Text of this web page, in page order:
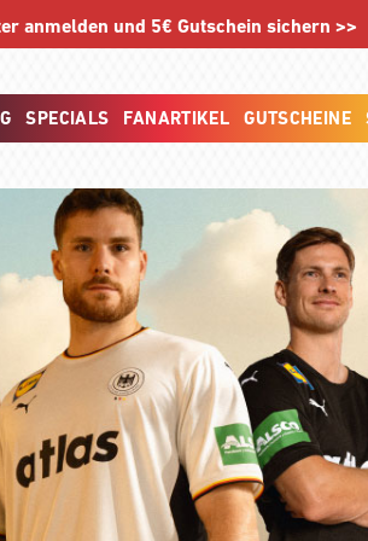
anmelden und 5€ Gutschein sichern >>
SPECIALS FANARTIKEL GUTSCHEINE